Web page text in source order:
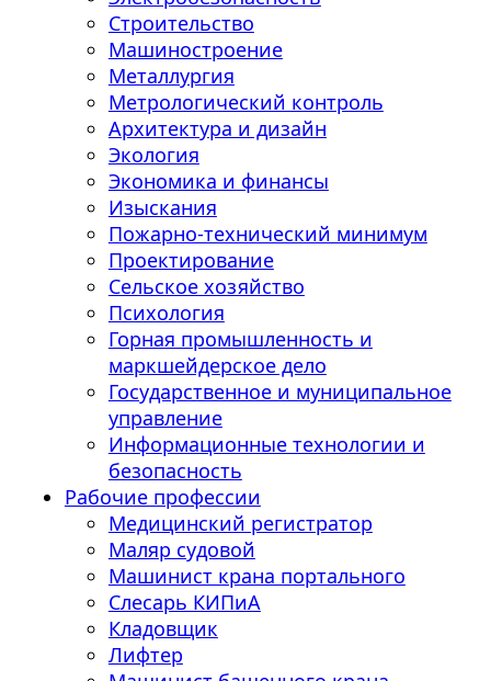
Строительство
Машиностроение
Металлургия
Метрологический контроль
Архитектура и дизайн
Экология
Экономика и финансы
Изыскания
Пожарно-технический минимум
Проектирование
Сельское хозяйство
Психология
Горная промышленность и
маркшейдерское дело
Государственное и муниципальное
управление
Информационные технологии и
безопасность
Рабочие профессии
Медицинский регистратор
Маляр судовой
Машинист крана портального
Слесарь КИПиА
Кладовщик
Лифтер